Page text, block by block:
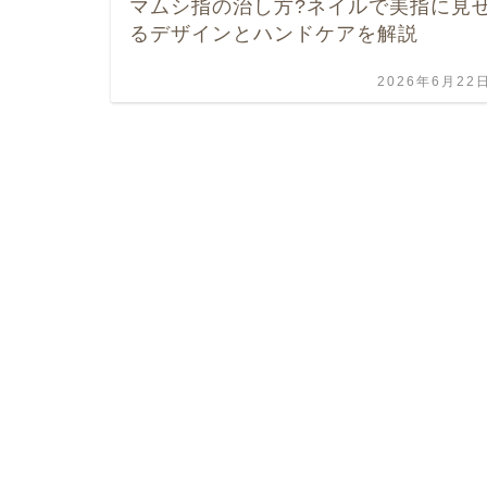
マムシ指の治し方?ネイルで美指に見
るデザインとハンドケアを解説
2026年6月22